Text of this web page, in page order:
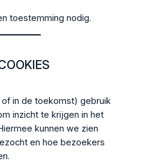
toestemming nodig.
of in de toekomst) gebruik
inzicht te krijgen in het
kunnen we zien
en hoe bezoekers